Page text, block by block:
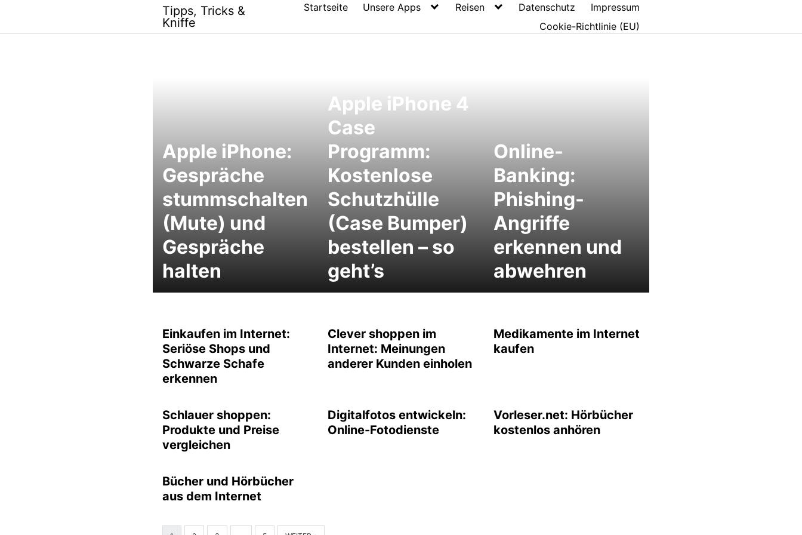
content
Tipps, Tricks &
Kniffe
Startseite Unsere Apps Reisen Datenschutz
Impressum
Cookie-Richtlinie (EU)
Apple iPhone:
Gespräche
stummschalten
(Mute) und
Gespräche
halten
Apple iPhone 4
Case
Programm:
Kostenlose
Schutzhülle
(Case Bumper)
bestellen – so
geht’s
Online-
Banking:
Phishing-
Angriffe
erkennen und
abwehren
Einkaufen im Internet:
Seriöse Shops und
Schwarze Schafe
erkennen
Clever shoppen im
Internet: Meinungen
anderer Kunden einholen
Medikamente im Internet
kaufen
Schlauer shoppen:
Produkte und Preise
vergleichen
Digitalfotos entwickeln:
Online-Fotodienste
Vorleser.net: Hörbücher
kostenlos anhören
Bücher und Hörbücher
aus dem Internet